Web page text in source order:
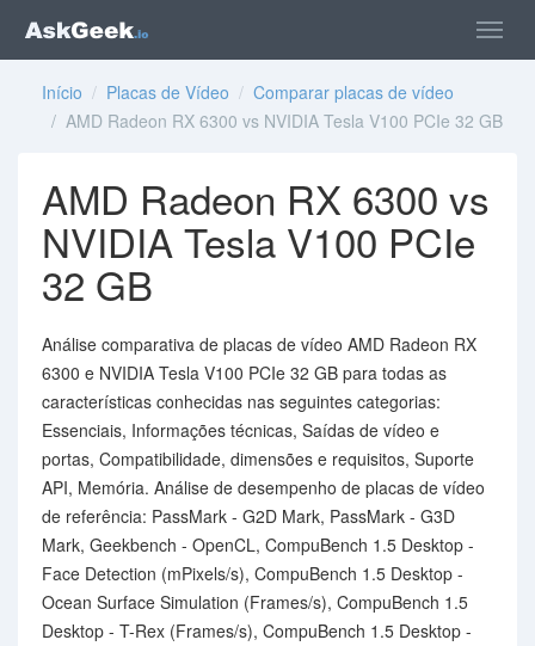
Início / Placas de Vídeo / Comparar placas de vídeo
/ AMD Radeon RX 6300 vs NVIDIA Tesla V100 PCIe 32 GB
AMD Radeon RX 6300 vs
NVIDIA Tesla V100 PCIe
32 GB
Análise comparativa de placas de vídeo AMD Radeon RX
6300 e NVIDIA Tesla V100 PCIe 32 GB para todas as
características conhecidas nas seguintes categorias:
Essenciais, Informações técnicas, Saídas de vídeo e
portas, Compatibilidade, dimensões e requisitos, Suporte
API, Memória. Análise de desempenho de placas de vídeo
de referência: PassMark - G2D Mark, PassMark - G3D
Mark, Geekbench - OpenCL, CompuBench 1.5 Desktop -
Face Detection (mPixels/s), CompuBench 1.5 Desktop -
Ocean Surface Simulation (Frames/s), CompuBench 1.5
Desktop - T-Rex (Frames/s), CompuBench 1.5 Desktop -